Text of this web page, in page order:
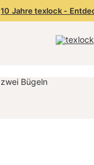
10 Jahre texlock -